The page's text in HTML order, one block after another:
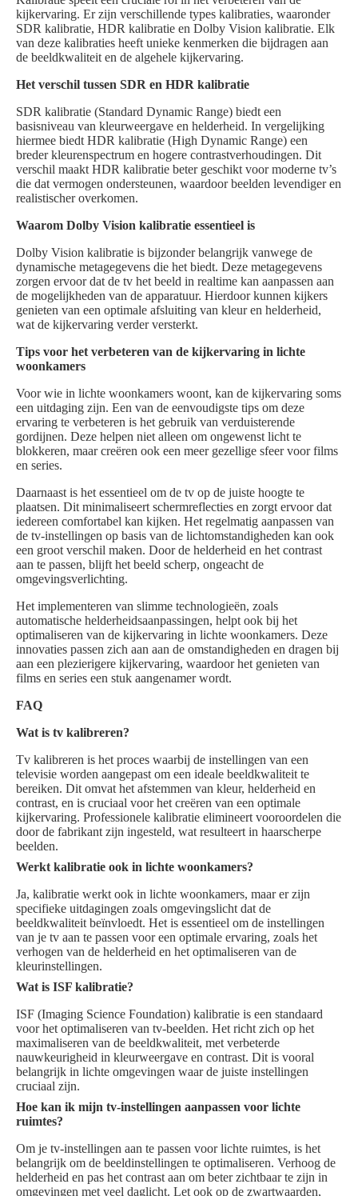
kijkervaring. Er zijn verschillende types kalibraties, waaronder
SDR kalibratie, HDR kalibratie en Dolby Vision kalibratie. Elk
van deze kalibraties heeft unieke kenmerken die bijdragen aan
de beeldkwaliteit en de algehele kijkervaring.
Het verschil tussen SDR en HDR kalibratie
SDR kalibratie (Standard Dynamic Range) biedt een
basisniveau van kleurweergave en helderheid. In vergelijking
hiermee biedt HDR kalibratie (High Dynamic Range) een
breder kleurenspectrum en hogere contrastverhoudingen. Dit
verschil maakt HDR kalibratie beter geschikt voor moderne tv’s
die dat vermogen ondersteunen, waardoor beelden levendiger en
realistischer overkomen.
Waarom Dolby Vision kalibratie essentieel is
Dolby Vision kalibratie is bijzonder belangrijk vanwege de
dynamische metagegevens die het biedt. Deze metagegevens
zorgen ervoor dat de tv het beeld in realtime kan aanpassen aan
de mogelijkheden van de apparatuur. Hierdoor kunnen kijkers
genieten van een optimale afsluiting van kleur en helderheid,
wat de kijkervaring verder versterkt.
Tips voor het verbeteren van de kijkervaring in lichte
woonkamers
Voor wie in lichte woonkamers woont, kan de kijkervaring soms
een uitdaging zijn. Een van de eenvoudigste tips om deze
ervaring te verbeteren is het gebruik van verduisterende
gordijnen. Deze helpen niet alleen om ongewenst licht te
blokkeren, maar creëren ook een meer gezellige sfeer voor films
en series.
Daarnaast is het essentieel om de tv op de juiste hoogte te
plaatsen. Dit minimaliseert schermreflecties en zorgt ervoor dat
iedereen comfortabel kan kijken. Het regelmatig aanpassen van
de tv-instellingen op basis van de lichtomstandigheden kan ook
een groot verschil maken. Door de helderheid en het contrast
aan te passen, blijft het beeld scherp, ongeacht de
omgevingsverlichting.
Het implementeren van slimme technologieën, zoals
automatische helderheidsaanpassingen, helpt ook bij het
optimaliseren van de kijkervaring in lichte woonkamers. Deze
innovaties passen zich aan aan de omstandigheden en dragen bij
aan een plezierigere kijkervaring, waardoor het genieten van
films en series een stuk aangenamer wordt.
FAQ
Wat is tv kalibreren?
Tv kalibreren is het proces waarbij de instellingen van een
televisie worden aangepast om een ideale beeldkwaliteit te
bereiken. Dit omvat het afstemmen van kleur, helderheid en
contrast, en is cruciaal voor het creëren van een optimale
kijkervaring. Professionele kalibratie elimineert vooroordelen die
door de fabrikant zijn ingesteld, wat resulteert in haarscherpe
beelden.
Werkt kalibratie ook in lichte woonkamers?
Ja, kalibratie werkt ook in lichte woonkamers, maar er zijn
specifieke uitdagingen zoals omgevingslicht dat de
beeldkwaliteit beïnvloedt. Het is essentieel om de instellingen
van je tv aan te passen voor een optimale ervaring, zoals het
verhogen van de helderheid en het optimaliseren van de
kleurinstellingen.
Wat is ISF kalibratie?
ISF (Imaging Science Foundation) kalibratie is een standaard
voor het optimaliseren van tv-beelden. Het richt zich op het
maximaliseren van de beeldkwaliteit, met verbeterde
nauwkeurigheid in kleurweergave en contrast. Dit is vooral
belangrijk in lichte omgevingen waar de juiste instellingen
cruciaal zijn.
Hoe kan ik mijn tv-instellingen aanpassen voor lichte
ruimtes?
Om je tv-instellingen aan te passen voor lichte ruimtes, is het
belangrijk om de beeldinstellingen te optimaliseren. Verhoog de
helderheid en pas het contrast aan om beter zichtbaar te zijn in
omgevingen met veel daglicht. Let ook op de zwartwaarden,